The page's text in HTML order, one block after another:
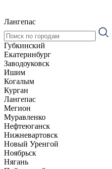
Лангепас
Губкинский
Екатеринбург
Заводоуковск
Ишим
Когалым
Курган
Лангепас
Мегион
Муравленко
Нефтеюганск
Нижневартовск
Новый Уренгой
Ноябрьск
Нягань